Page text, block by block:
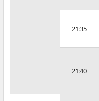
21:35
21:40